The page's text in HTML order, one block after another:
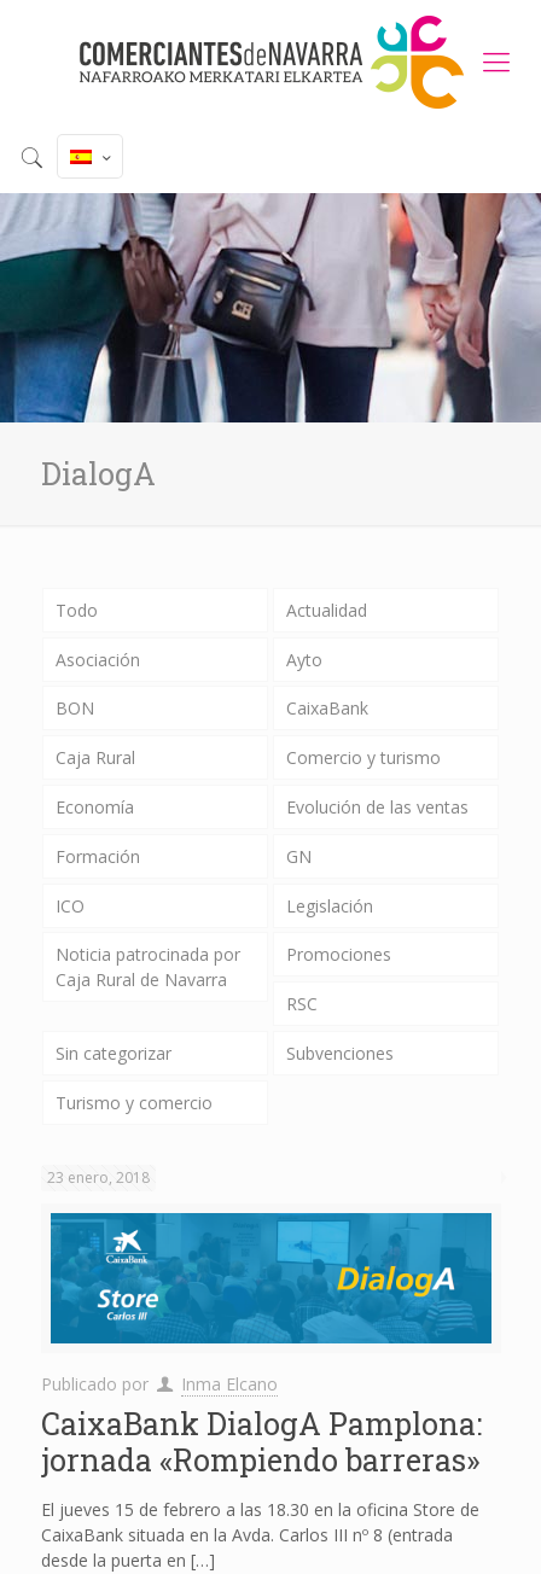
DialogA
Todo Actualidad
Asociación Ayto
BON CaixaBank
Caja Rural Comercio y turismo
Economía Evolución de las ventas
Formación GN
ICO Legislación
Noticia patrocinada por
Caja Rural de Navarra
Promociones
RSC
Sin categorizar Subvenciones
Turismo y comercio
23 enero, 2018
Publicado por Inma Elcano
CaixaBank DialogA Pamplona:
jornada «Rompiendo barreras»
El jueves 15 de febrero a las 18.30 en la oficina Store de
CaixaBank situada en la Avda. Carlos III nº 8 (entrada
desde la puerta en […]